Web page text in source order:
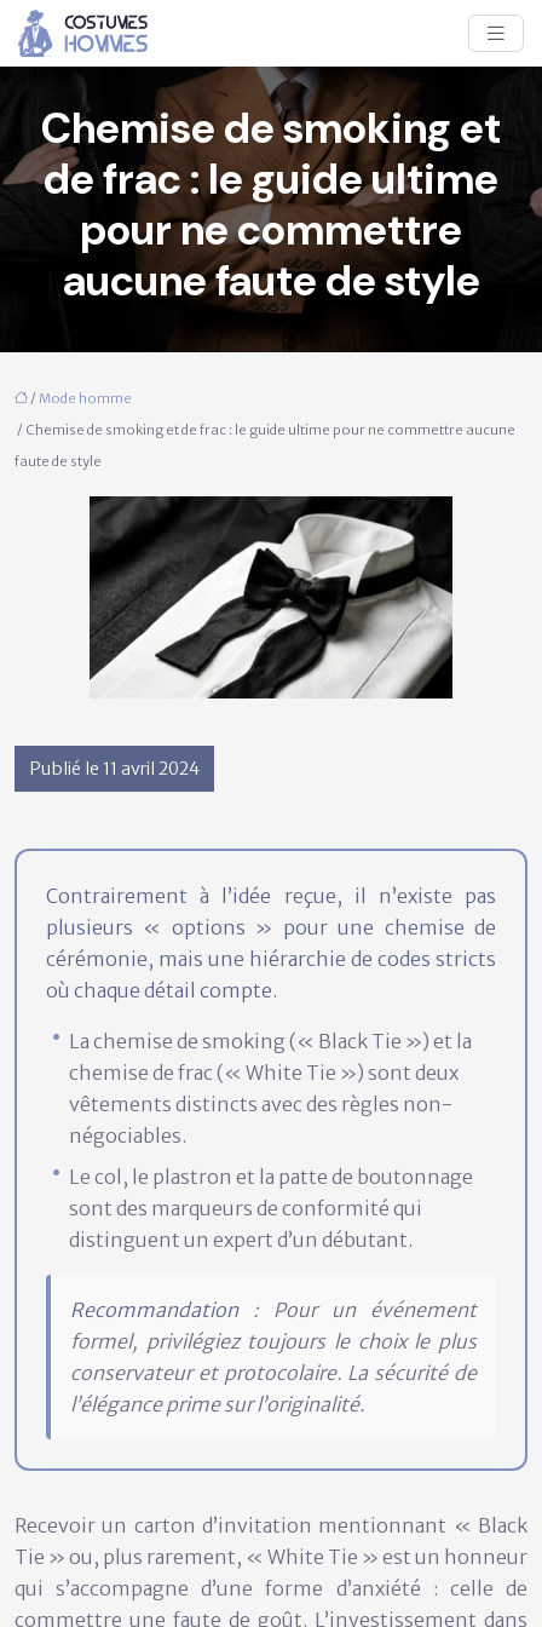
Chemise de smoking et
de frac : le guide ultime
pour ne commettre
aucune faute de style
/ Mode homme
/ Chemise de smoking et de frac : le guide ultime pour ne commettre aucune
faute de style
Publié le 11 avril 2024
Contrairement à l’idée reçue, il n’existe pas
plusieurs « options » pour une chemise de
cérémonie, mais une hiérarchie de codes stricts
où chaque détail compte.
La chemise de smoking (« Black Tie ») et la
chemise de frac (« White Tie ») sont deux
vêtements distincts avec des règles non-
négociables.
Le col, le plastron et la patte de boutonnage
sont des marqueurs de conformité qui
distinguent un expert d’un débutant.
Recommandation : Pour un événement
formel, privilégiez toujours le choix le plus
conservateur et protocolaire. La sécurité de
l’élégance prime sur l’originalité.
Recevoir un carton d’invitation mentionnant « Black
Tie » ou, plus rarement, « White Tie » est un honneur
qui s’accompagne d’une forme d’anxiété : celle de
commettre une faute de goût. L’investissement dans